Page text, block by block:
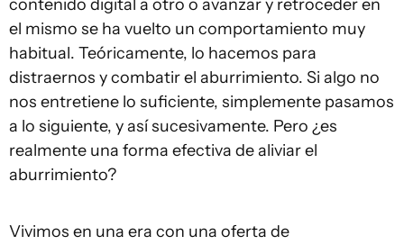
contenido digital a otro o avanzar y retroceder en
el mismo se ha vuelto un comportamiento muy
habitual. Teóricamente, lo hacemos para
distraernos y combatir el aburrimiento. Si algo no
nos entretiene lo suficiente, simplemente pasamos
a lo siguiente, y así sucesivamente. Pero ¿es
realmente una forma efectiva de aliviar el
aburrimiento?
Vivimos en una era con una oferta de